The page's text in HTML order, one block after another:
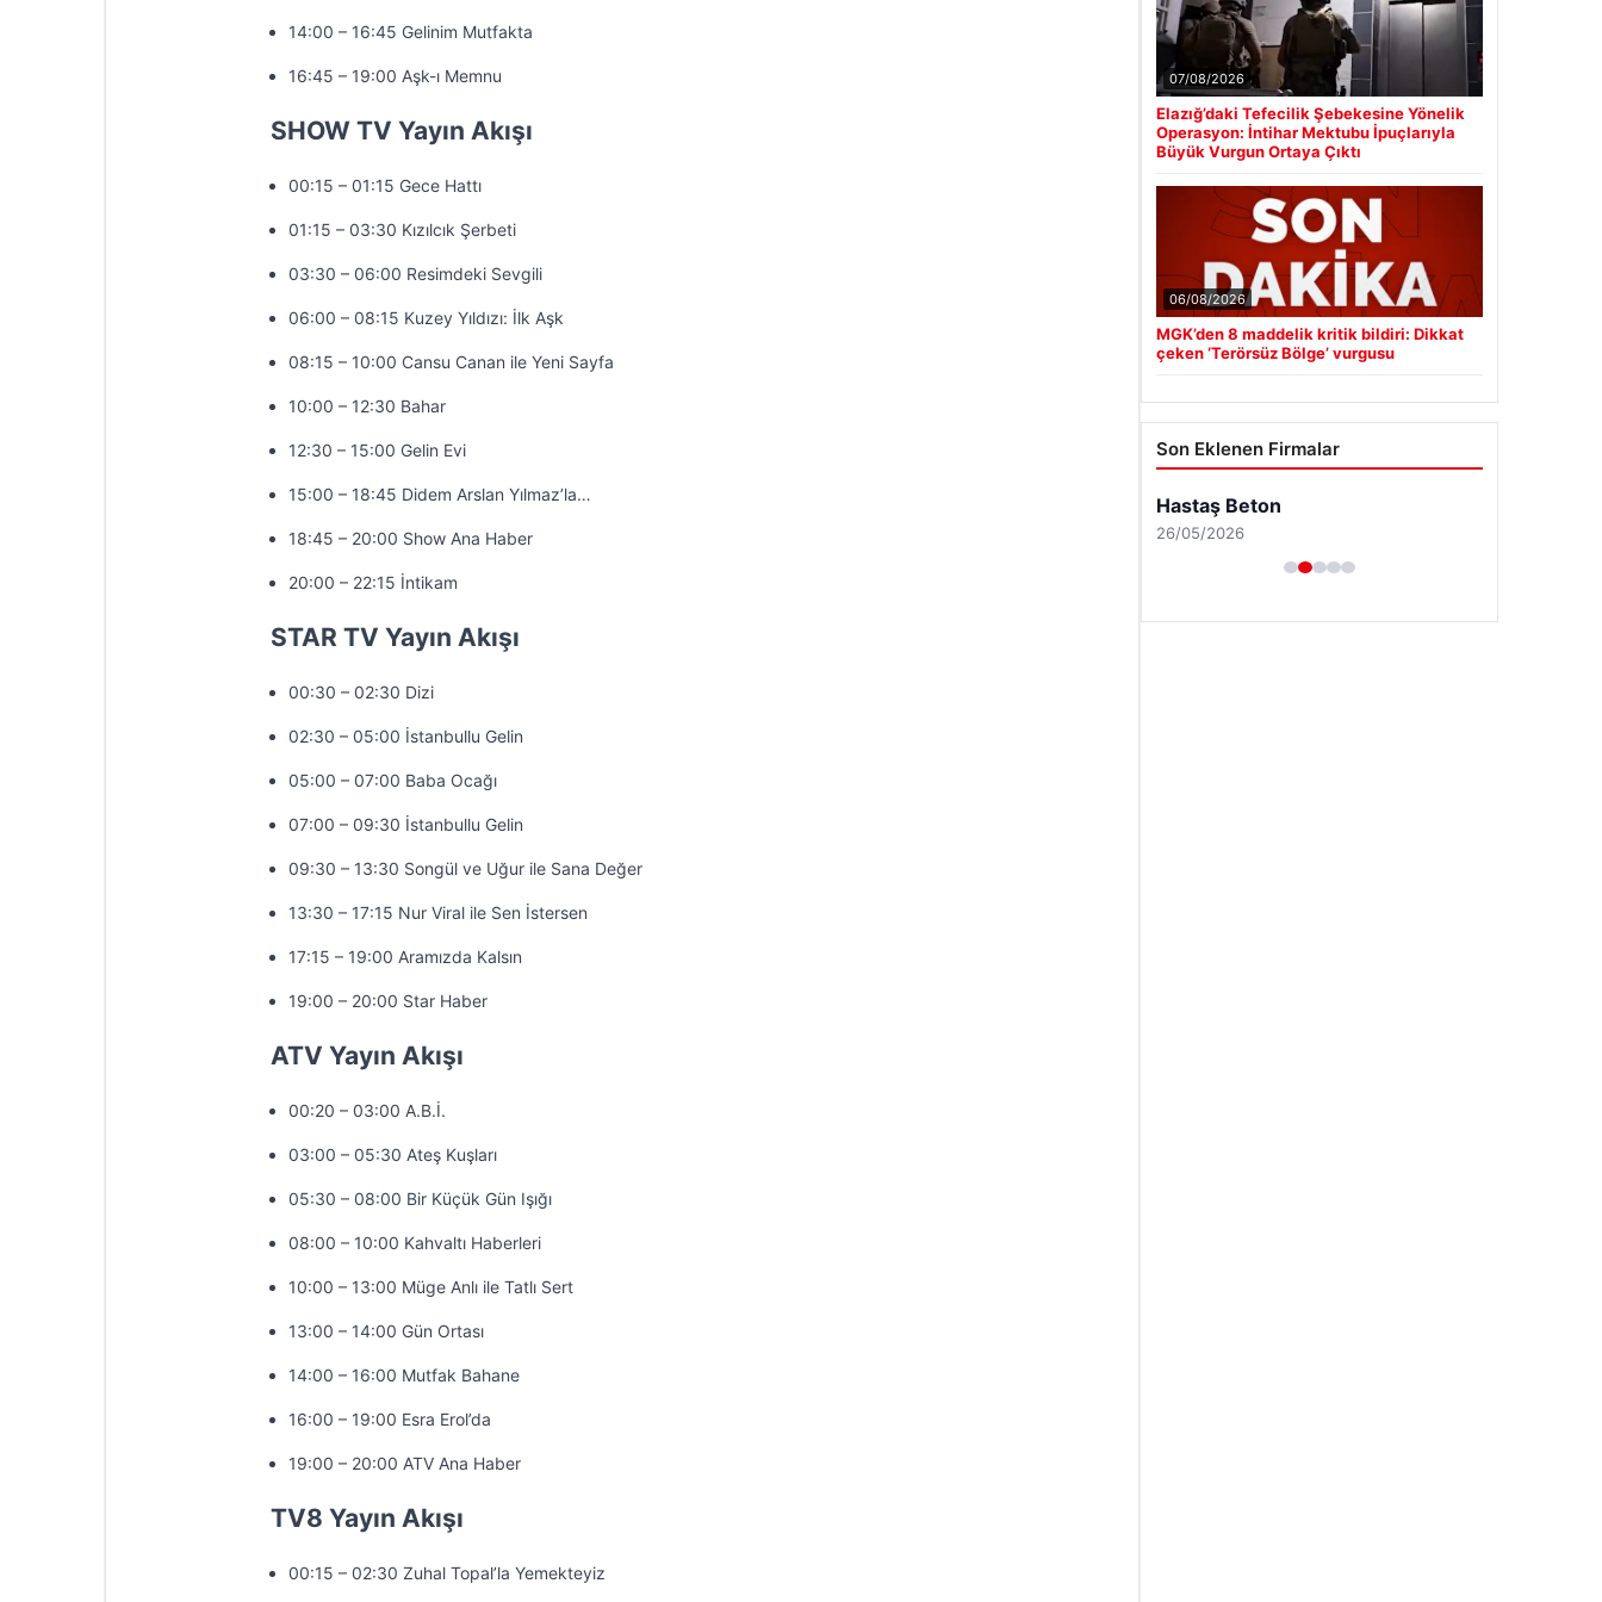
14:00 – 16:45 Gelinim Mutfakta
16:45 – 19:00 Aşk-ı Memnu
SHOW TV Yayın Akışı
00:15 – 01:15 Gece Hattı
01:15 – 03:30 Kızılcık Şerbeti
03:30 – 06:00 Resimdeki Sevgili
06:00 – 08:15 Kuzey Yıldızı: İlk Aşk
08:15 – 10:00 Cansu Canan ile Yeni Sayfa
10:00 – 12:30 Bahar
12:30 – 15:00 Gelin Evi
15:00 – 18:45 Didem Arslan Yılmaz’la…
18:45 – 20:00 Show Ana Haber
20:00 – 22:15 İntikam
STAR TV Yayın Akışı
00:30 – 02:30 Dizi
02:30 – 05:00 İstanbullu Gelin
05:00 – 07:00 Baba Ocağı
07:00 – 09:30 İstanbullu Gelin
09:30 – 13:30 Songül ve Uğur ile Sana Değer
13:30 – 17:15 Nur Viral ile Sen İstersen
17:15 – 19:00 Aramızda Kalsın
19:00 – 20:00 Star Haber
ATV Yayın Akışı
00:20 – 03:00 A.B.İ.
03:00 – 05:30 Ateş Kuşları
05:30 – 08:00 Bir Küçük Gün Işığı
08:00 – 10:00 Kahvaltı Haberleri
10:00 – 13:00 Müge Anlı ile Tatlı Sert
13:00 – 14:00 Gün Ortası
14:00 – 16:00 Mutfak Bahane
16:00 – 19:00 Esra Erol’da
19:00 – 20:00 ATV Ana Haber
TV8 Yayın Akışı
00:15 – 02:30 Zuhal Topal’la Yemekteyiz
07/08/2026
Elazığ’daki Tefecilik Şebekesine Yönelik
Operasyon: İntihar Mektubu İpuçlarıyla
Büyük Vurgun Ortaya Çıktı
06/08/2026
MGK’den 8 maddelik kritik bildiri: Dikkat
çeken ‘Terörsüz Bölge’ vurgusu
Son Eklenen Firmalar
Hastaş Beton
26/05/2026